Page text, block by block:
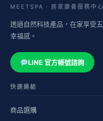
MEETSPA · 居家康養服務中心
透過自然科技產品，在家享受
幸福感。
LINE 官方帳號諮詢
快速連結
商品選購